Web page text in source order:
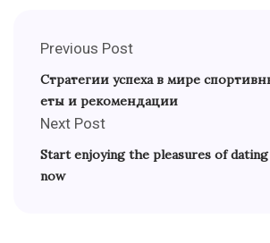
Previous Post
Стратегии успеха в мире
еты и рекомендации
Next Post
Start enjoying the pleasures of dating
now